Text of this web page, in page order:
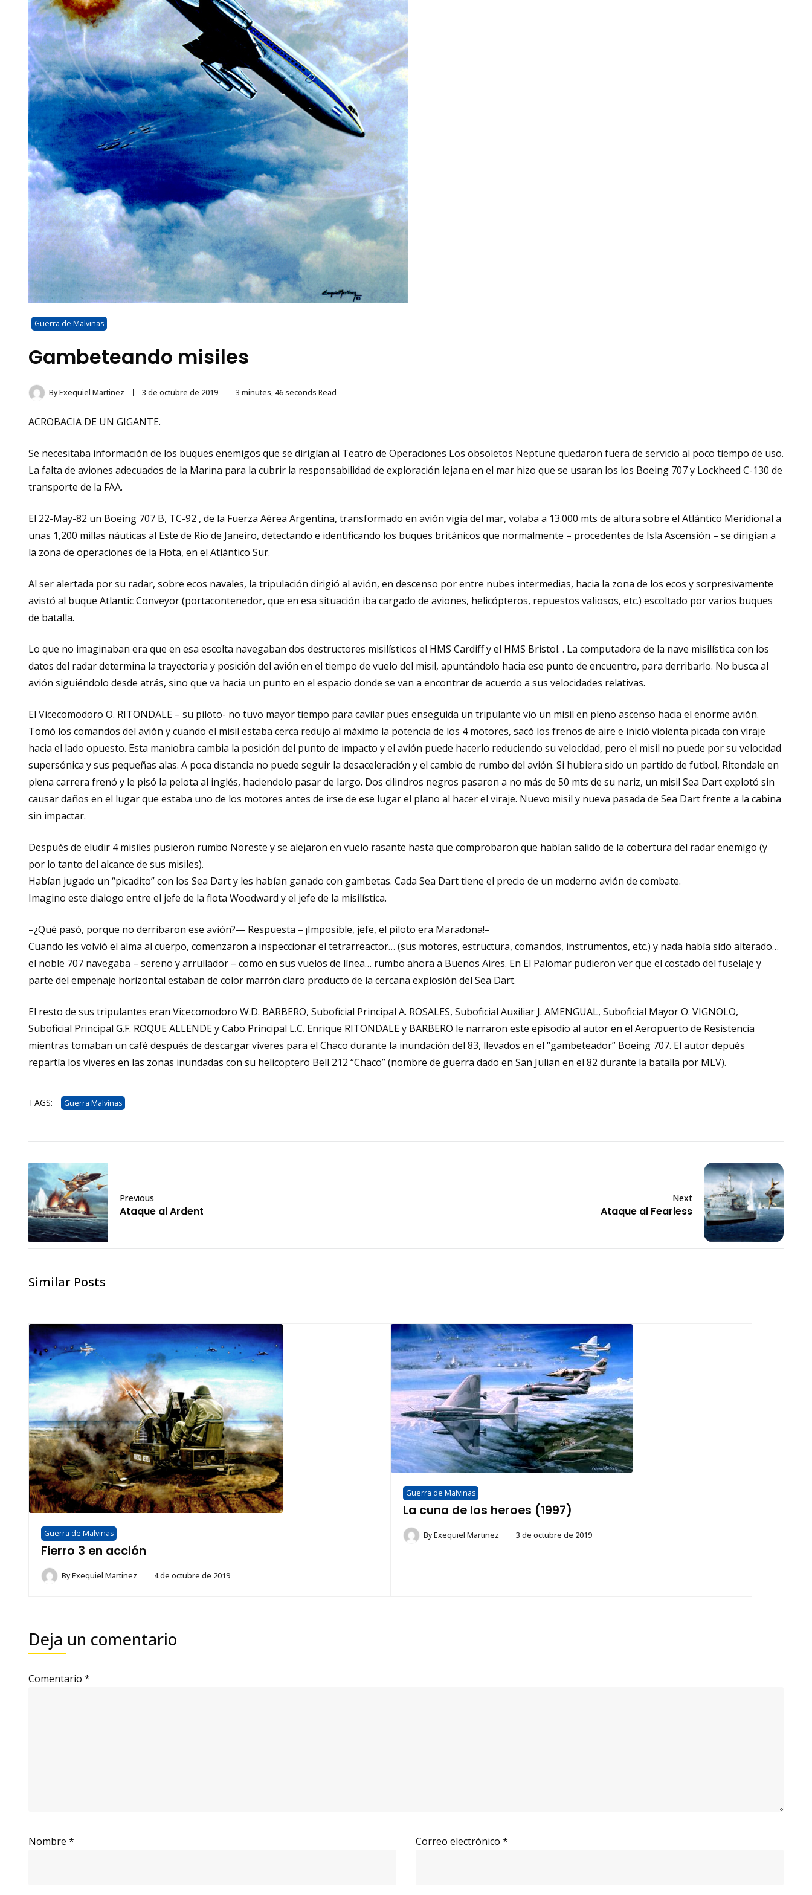
Guerra de Malvinas
Gambeteando misiles
ByExequiel Martinez 3 de octubre de 2019 3 minutes, 46 seconds Read
ACROBACIA DE UN GIGANTE.
Se necesitaba información de los buques enemigos que se dirigían al Teatro de Operaciones Los obsoletos Neptune quedaron fuera de servicio al poco tiempo de uso.
La falta de aviones adecuados de la Marina para la cubrir la responsabilidad de exploración lejana en el mar hizo que se usaran los los Boeing 707 y Lockheed C-130 de
transporte de la FAA.
El 22-May-82 un Boeing 707 B, TC-92 , de la Fuerza Aérea Argentina, transformado en avión vigía del mar, volaba a 13.000 mts de altura sobre el Atlántico Meridional a
unas 1,200 millas náuticas al Este de Río de Janeiro, detectando e identificando los buques británicos que normalmente – procedentes de Isla Ascensión – se dirigían a
la zona de operaciones de la Flota, en el Atlántico Sur.
Al ser alertada por su radar, sobre ecos navales, la tripulación dirigió al avión, en descenso por entre nubes intermedias, hacia la zona de los ecos y sorpresivamente
avistó al buque Atlantic Conveyor (portacontenedor, que en esa situación iba cargado de aviones, helicópteros, repuestos valiosos, etc.) escoltado por varios buques
de batalla.
Lo que no imaginaban era que en esa escolta navegaban dos destructores misilísticos el HMS Cardiff y el HMS Bristol. . La computadora de la nave misilística con los
datos del radar determina la trayectoria y posición del avión en el tiempo de vuelo del misil, apuntándolo hacia ese punto de encuentro, para derribarlo. No busca al
avión siguiéndolo desde atrás, sino que va hacia un punto en el espacio donde se van a encontrar de acuerdo a sus velocidades relativas.
El Vicecomodoro O. RITONDALE – su piloto- no tuvo mayor tiempo para cavilar pues enseguida un tripulante vio un misil en pleno ascenso hacia el enorme avión.
Tomó los comandos del avión y cuando el misil estaba cerca redujo al máximo la potencia de los 4 motores, sacó los frenos de aire e inició violenta picada con viraje
hacia el lado opuesto. Esta maniobra cambia la posición del punto de impacto y el avión puede hacerlo reduciendo su velocidad, pero el misil no puede por su velocidad
supersónica y sus pequeñas alas. A poca distancia no puede seguir la desaceleración y el cambio de rumbo del avión. Si hubiera sido un partido de futbol, Ritondale en
plena carrera frenó y le pisó la pelota al inglés, haciendolo pasar de largo. Dos cilindros negros pasaron a no más de 50 mts de su nariz, un misil Sea Dart explotó sin
causar daños en el lugar que estaba uno de los motores antes de irse de ese lugar el plano al hacer el viraje. Nuevo misil y nueva pasada de Sea Dart frente a la cabina
sin impactar.
Después de eludir 4 misiles pusieron rumbo Noreste y se alejaron en vuelo rasante hasta que comprobaron que habían salido de la cobertura del radar enemigo (y
por lo tanto del alcance de sus misiles).
Habían jugado un “picadito” con los Sea Dart y les habían ganado con gambetas. Cada Sea Dart tiene el precio de un moderno avión de combate.
Imagino este dialogo entre el jefe de la flota Woodward y el jefe de la misilística.
–¿Qué pasó, porque no derribaron ese avión?— Respuesta – ¡Imposible, jefe, el piloto era Maradona!–
Cuando les volvió el alma al cuerpo, comenzaron a inspeccionar el tetrarreactor… (sus motores, estructura, comandos, instrumentos, etc.) y nada había sido alterado…
el noble 707 navegaba – sereno y arrullador – como en sus vuelos de línea… rumbo ahora a Buenos Aires. En El Palomar pudieron ver que el costado del fuselaje y
parte del empenaje horizontal estaban de color marrón claro producto de la cercana explosión del Sea Dart.
El resto de sus tripulantes eran Vicecomodoro W.D. BARBERO, Suboficial Principal A. ROSALES, Suboficial Auxiliar J. AMENGUAL, Suboficial Mayor O. VIGNOLO,
Suboficial Principal G.F. ROQUE ALLENDE y Cabo Principal L.C. Enrique RITONDALE y BARBERO le narraron este episodio al autor en el Aeropuerto de Resistencia
mientras tomaban un café después de descargar víveres para el Chaco durante la inundación del 83, llevados en el “gambeteador” Boeing 707. El autor depués
repartía los viveres en las zonas inundadas con su helicoptero Bell 212 “Chaco” (nombre de guerra dado en San Julian en el 82 durante la batalla por MLV).
TAGS: Guerra Malvinas
Previous
Ataque al Ardent
Next
Ataque al Fearless
Similar Posts
Guerra de Malvinas
Fierro 3 en acción
ByExequiel Martinez 4 de octubre de 2019
Guerra de Malvinas
La cuna de los heroes (1997)
ByExequiel Martinez 3 de octubre de 2019
Deja un comentario
Comentario *
Nombre * Correo electrónico *